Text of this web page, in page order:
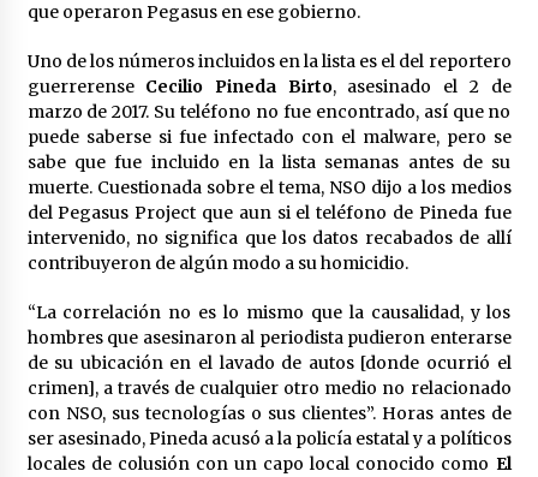
petróleo están empezando a salir de Ormuz
2 meses atrás
México libraría posible arancel de EE.UU. en
85% de sus exportaciones
2 meses atrás
que operaron Pegasus en ese gobierno.
Uno de los números incluidos en la lista es el del reportero
guerrerense Cecilio Pineda Birto, asesinado el 2 de
marzo de 2017. Su teléfono no fue encontrado, así que no
puede saberse si fue infectado con el malware, pero se
sabe que fue incluido en la lista semanas antes de su
muerte. Cuestionada sobre el tema, NSO dijo a los medios
del Pegasus Project que aun si el teléfono de Pineda fue
intervenido, no significa que los datos recabados de allí
contribuyeron de algún modo a su homicidio.
“La correlación no es lo mismo que la causalidad, y los
hombres que asesinaron al periodista pudieron enterarse
de su ubicación en el lavado de autos [donde ocurrió el
crimen], a través de cualquier otro medio no relacionado
con NSO, sus tecnologías o sus clientes”. Horas antes de
ser asesinado, Pineda acusó a la policía estatal y a políticos
locales de colusión con un capo local conocido como El